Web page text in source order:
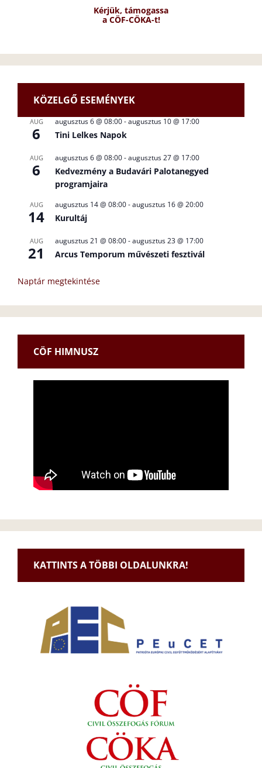
Kérjük, támogassa
a CÖF-CÖKA-t!
KÖZELGŐ ESEMÉNYEK
AUG
6
augusztus 6 @ 08:00-augusztus 10 @ 17:00
Tini Lelkes Napok
AUG
6
augusztus 6 @ 08:00-augusztus 27 @ 17:00
Kedvezmény a Budavári Palotanegyed
programjaira
AUG
14
augusztus 14 @ 08:00-augusztus 16 @ 20:00
Kurultáj
AUG
21
augusztus 21 @ 08:00-augusztus 23 @ 17:00
Arcus Temporum művészeti fesztivál
Naptár megtekintése
CÖF HIMNUSZ
KATTINTS A TÖBBI OLDALUNKRA!